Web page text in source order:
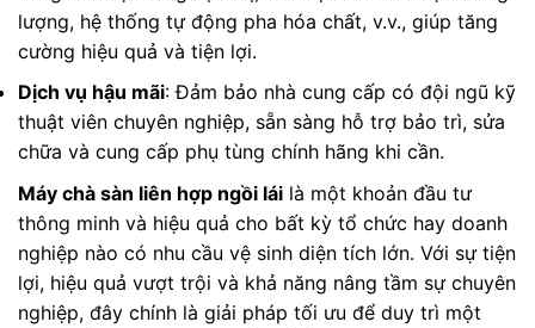
lượng, hệ thống tự động pha hóa chất, v.v., giúp tăng
cường hiệu quả và tiện lợi.
Dịch vụ hậu mãi: Đảm bảo nhà cung cấp có đội ngũ kỹ
thuật viên chuyên nghiệp, sẵn sàng hỗ trợ bảo trì, sửa
chữa và cung cấp phụ tùng chính hãng khi cần.
Máy chà sàn liên hợp ngồi lái là một khoản đầu tư
thông minh và hiệu quả cho bất kỳ tổ chức hay doanh
nghiệp nào có nhu cầu vệ sinh diện tích lớn. Với sự tiện
lợi, hiệu quả vượt trội và khả năng nâng tầm sự chuyên
nghiệp, đây chính là giải pháp tối ưu để duy trì một